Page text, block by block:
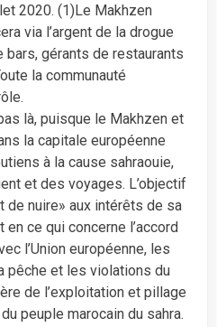
2020. (1)Le Makhzen
via l’argent de la drogue
gérants de restaurants
la communauté
là, puisque le Makhzen et
la capitale européenne
à la cause sahraouie,
et des voyages. L’objectif
de nuire» aux intérêts de sa
ce qui concerne l’accord
l’Union européenne, les
pêche et les violations du
de l’exploitation et pillage
peuple marocain du sahra.